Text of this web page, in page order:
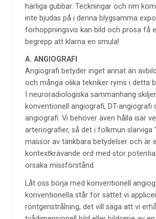
härliga gubbar. Teckningar och rim
inte bjudas på i denna blygsamma
förhoppningsvis kan bild och prosa få
begrepp att klarna en smula!
A. ANGIOGRAFI
Angiografi betyder inget annat än
och många olika tekniker ryms i detta
I neuroradiologiska sammanhang
konventionell angiografi, DT-angiografi
angiografi. Vi behöver även hålla isär
arteriografier, så det i folkmun slarviga
massor av tänkbara betydelser och är
kontextkrävande ord med stor
orsaka missförstånd.
Låt oss börja med konventionell
konventionella står för sättet vi
röntgenstrålning, det vill säga att vi